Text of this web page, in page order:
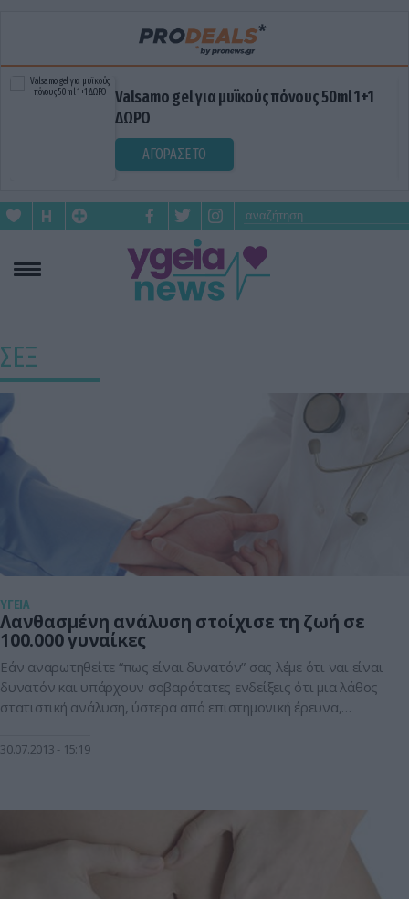
1+1
Blue Gel: Φυσική ανακούφιση &
ΑΓΟΡΑΣΕ ΤΟ
ΣΕΞ
ΥΓΕΙΑ
Λανθασμένη ανάλυση στοίχισε τη ζωή σε
100.000 γυναίκες
Εάν αναρωτηθείτε “πως είναι δυνατόν” σας λέμε ότι ναι είναι
δυνατόν και υπάρχουν σοβαρότατες ενδείξεις ότι μια λάθος
στατιστική ανάλυση, ύστερα από επιστημονική έρευνα,
εμμηνόπαυση, στοίχισε τη ζωή σε χιλιάδες γυναίκες. Διαβάστε
30.07.2013 15:19